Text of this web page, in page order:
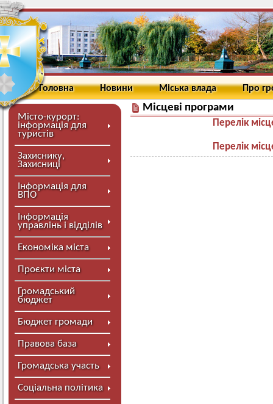
Головна Новини Міська влада Про
Місто-курорт:
інформація для
туристів
Захиснику,
Захисниці
Інформація для
ВПО
Інформація
управлінь і відділів
Економіка міста
Проєкти міста
Громадський
бюджет
Бюджет громади
Правова база
Громадська участь
Соціальна політика
Місцеві програми
Перелік
Перелік